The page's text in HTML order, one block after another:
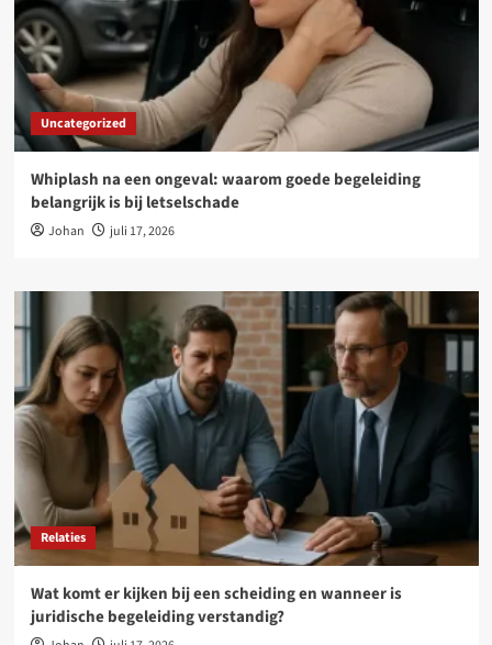
Uncategorized
Whiplash na een ongeval: waarom goede begeleiding
belangrijk is bij letselschade
Johan juli 17, 2026
Relaties
Wat komt er kijken bij een scheiding en wanneer is
juridische begeleiding verstandig?